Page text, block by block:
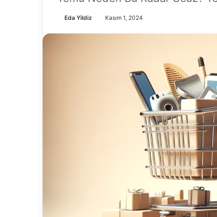
Eda Yildiz Kasım 1, 2024